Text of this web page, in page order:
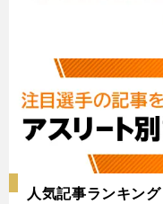
人気記事ランキング